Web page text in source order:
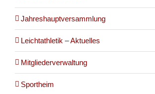
Jahreshauptversammlung
Leichtathletik – Aktuelles
Mitgliederverwaltung
Sportheim